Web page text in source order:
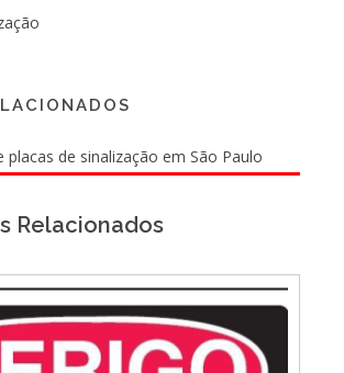
placas de sinalização em São Paulo
Relacionados